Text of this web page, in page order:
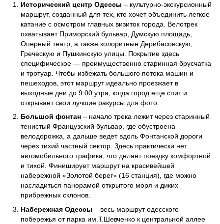
Исторический центр Одессы – культурно-экскурсионный
маршрут, созданный для тех, кто хочет объединить легкое
катание с осмотром главных визиток города. Велотрек
охватывает Приморский бульвар, Думскую площадь,
Оперный театр, а также колоритные Дерибасовскую,
Греческую и Пушкинскую улицы. Покрытие здесь
специфическое — преимущественно старинная брусчатка
и тротуар. Чтобы избежать большого потока машин и
пешеходов, этот маршрут идеально проезжает в
выходные дни до 9:00 утра, когда город еще спит и
открывает свои лучшие ракурсы для фото.
Большой фонтан – начало трека лежит через старинный
тенистый Французский бульвар, где обустроена
велодорожка, а дальше ведет вдоль Фонтанской дороги
через тихий частный сектор. Здесь практически нет
автомобильного трафика, что делает поездку комфортной
и тихой. Финиширует маршрут на красивейшей
набережной «Золотой берег» (16 станция), где можно
насладиться панорамой открытого моря и диких
прибрежных склонов.
Набережная Одессы – весь маршрут одесского
побережья от парка им.Т.Шевченко к центральной аллее